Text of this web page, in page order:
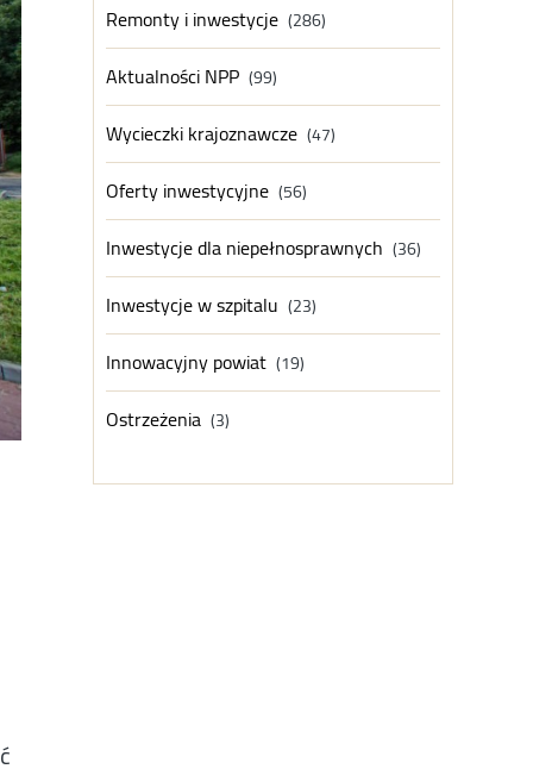
Remonty i inwestycje (286)
Aktualności NPP (99)
Wycieczki krajoznawcze (47)
Oferty inwestycyjne (56)
Inwestycje dla niepełnosprawnych (36)
Inwestycje w szpitalu (23)
Innowacyjny powiat (19)
Ostrzeżenia (3)